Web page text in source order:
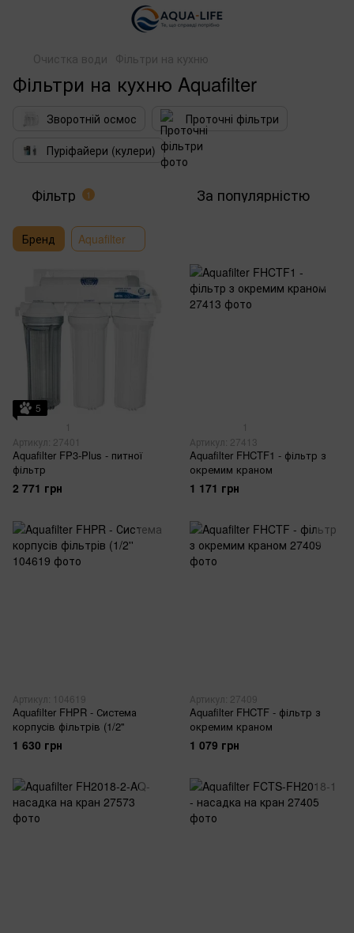
Очистка води Фільтри на кухню
Фільтри на кухню Aquafilter
Зворотній осмос
Проточні фільтри
Пуріфайери (кулери)
Фільтр 1 За популярністю
Бренд Aquafilter
5
1
Артикул: 27401
Aquafilter FP3-Plus - питної
фільтр
2 771 грн
1
Артикул: 27413
Aquafilter FHCTF1 - фільтр з
окремим краном
1 171 грн
Артикул: 104619
Aquafilter FHPR - Система
корпусів фільтрів (1/2''
1 630 грн
Артикул: 27409
Aquafilter FHCTF - фільтр з
окремим краном
1 079 грн